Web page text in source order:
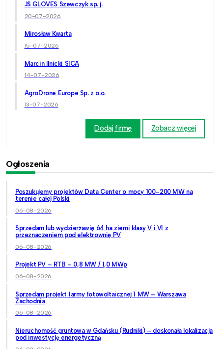
JS GLOVES Szewczyk sp. j.
20-07-2026
Mirosław Kwarta
15-07-2026
Marcin Ilnicki SICA
14-07-2026
AgroDrone Europe Sp. z o.o.
13-07-2026
Dodaj firmę Zobacz więcej
Ogłoszenia
Poszukujemy projektów Data Center o mocy 100–200 MW na
terenie całej Polski
06-08-2026
Sprzedam lub wydzierżawię 64 ha ziemi klasy V i VI z
przeznaczeniem pod elektrownię PV
06-08-2026
Projekt PV – RTB – 0,8 MW / 1,0 MWp
06-08-2026
Sprzedam projekt farmy fotowoltaicznej 1 MW – Warszawa
Zachodnia
06-08-2026
Nieruchomość gruntowa w Gdańsku (Rudniki) – doskonała lokalizacja
pod inwestycję energetyczną